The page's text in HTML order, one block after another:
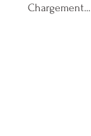
Chargement...